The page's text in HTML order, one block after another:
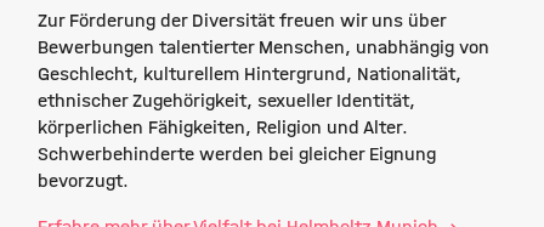
Zur Förderung der Diversität freuen wir uns über
Bewerbungen talentierter Menschen, unabhängig von
Geschlecht, kulturellem Hintergrund, Nationalität,
ethnischer Zugehörigkeit, sexueller Identität,
körperlichen Fähigkeiten, Religion und Alter.
Schwerbehinderte werden bei gleicher Eignung
bevorzugt.